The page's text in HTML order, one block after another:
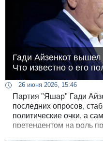
Гади Айзенкот
Что известно о его
26 июня 2026, 15:46
Партия "Яшар" Гади
последних опросов,
политические очки, а
претендентом на роль